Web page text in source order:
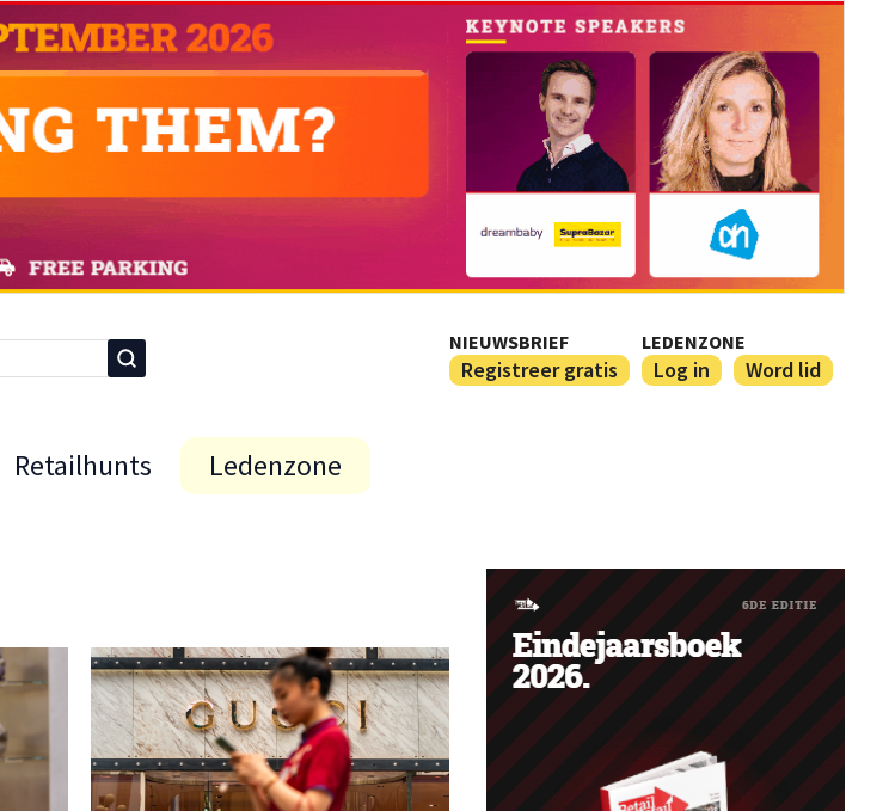
NIEUWSBRIEF
Registreer gratis
LEDENZONE
Log in Word lid
Retailhunts Ledenzone